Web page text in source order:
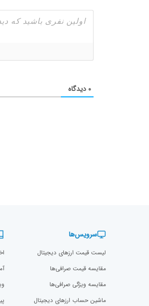
۰ دیدگاه
سرویس‌ها
لیست قیمت ارزهای دیجیتال
مقایسه قیمت صرافی‌ها
مقایسه ویژگی صرافی‌ها
ماشین حساب ارزهای دیجیتال